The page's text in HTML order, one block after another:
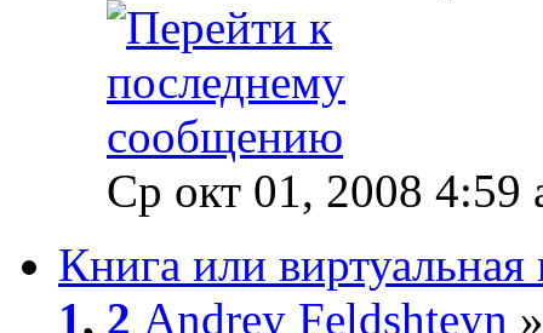
Ср окт 01, 2008 4:59
Книга или виртуальная
1, 2 Andrey Feldshteyn